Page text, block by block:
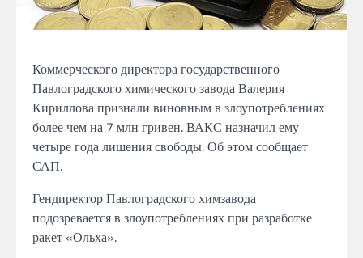
Коммерческого директора государственного
Павлоградского химического завода Валерия
Кириллова признали виновным в злоупотреблениях
более чем на 7 млн гривен. ВАКС назначил ему
четыре года лишения свободы. Об этом сообщает
САП.
Гендиректор Павлоградского химзавода
подозревается в злоупотреблениях при разработке
ракет «Ольха».